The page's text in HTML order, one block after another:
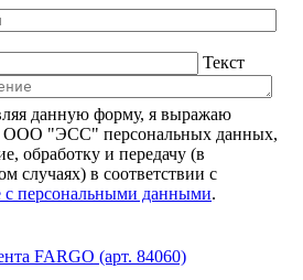
Текст
данную форму, я выражаю
ООО "ЭСС" персональных данных,
обработку и передачу (в
случаях) в соответствии с
с персональными данными.